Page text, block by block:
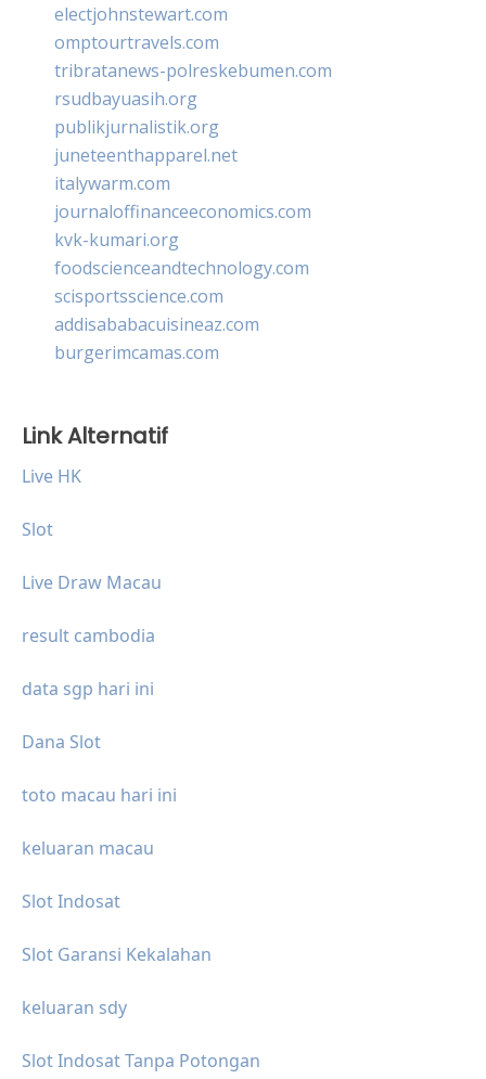
electjohnstewart.com
omptourtravels.com
tribratanews-polreskebumen.com
rsudbayuasih.org
publikjurnalistik.org
juneteenthapparel.net
italywarm.com
journaloffinanceeconomics.com
kvk-kumari.org
foodscienceandtechnology.com
scisportsscience.com
addisababacuisineaz.com
burgerimcamas.com
Link Alternatif
Live HK
Slot
Live Draw Macau
result cambodia
data sgp hari ini
Dana Slot
toto macau hari ini
keluaran macau
Slot Indosat
Slot Garansi Kekalahan
keluaran sdy
Slot Indosat Tanpa Potongan